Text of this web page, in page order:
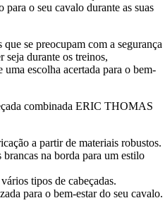
o seu cavalo durante as suas
se preocupam com a segurança
seja durante os treinos,
uma escolha acertada para o bem-
combinada ERIC THOMAS
a partir de materiais robustos.
brancas na borda para um estilo
tipos de cabeçadas.
para o bem-estar do seu cavalo.